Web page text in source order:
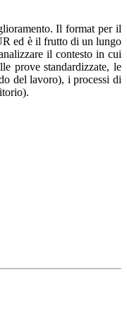
Il format per il
ed è il frutto di un lungo
il contesto in cui
prove standardizzate, le
del lavoro), i processi di